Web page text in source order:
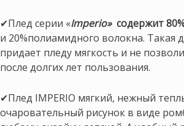
✔Плед серии «Imperio» содержит
и 20%полиамидного волокна. Такая
придает пледу мягкость и не
после долгих лет пользования.
✔Плед IMPERIO мягкий, нежный
очаровательный рисунок в виде